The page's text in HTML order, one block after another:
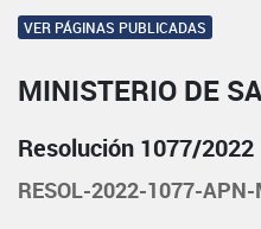
VER PÁGINAS PUBLICADAS
MINISTERIO DE
Resolución 1077/2022
RESOL-2022-1077-APN-